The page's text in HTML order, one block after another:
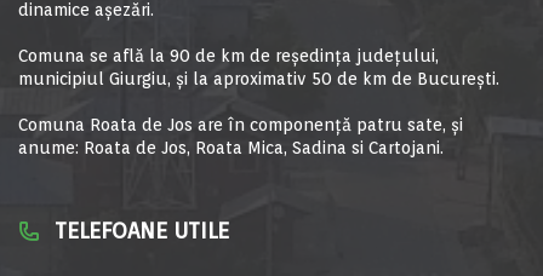
dinamice aşezări.
Comuna se află la 90 de km de reşedinţa judeţului,
municipiul Giurgiu, şi la aproximativ 50 de km de Bucureşti.
Comuna Roata de Jos are în componență patru sate, și
anume: Roata de Jos, Roata Mica, Sadina si Cartojani.
TELEFOANE UTILE